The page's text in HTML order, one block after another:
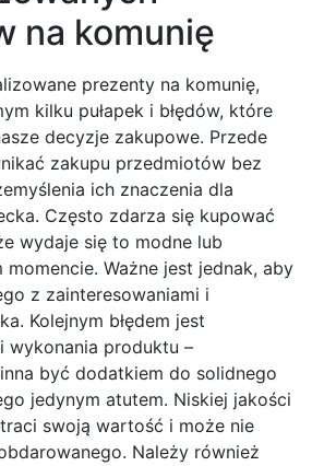
na komunię
prezenty na komunię,
kilku pułapek i błędów, które
decyzje zakupowe. Przede
zakupu przedmiotów bez
ich znaczenia dla
Często zdarza się kupować
wydaje się to modne lub
Ważne jest jednak, aby
z zainteresowaniami i
Kolejnym błędem jest
wykonania produktu –
być dodatkiem do solidnego
jedynym atutem. Niskiej jakości
swoją wartość i może nie
Należy również